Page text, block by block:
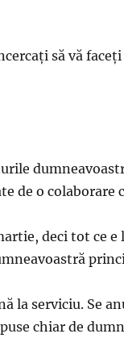
să vă
de o colaborare
deci tot ce e
la serviciu. Se
chiar de